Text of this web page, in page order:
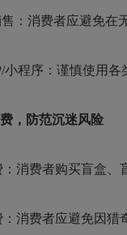
消费者应避免在无
序：谨慎使用各类
，防范沉迷风险
费者购买盲盒、盲
费者应避免因猎奇